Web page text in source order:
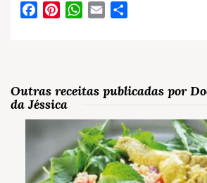
FacebookPinterestWhatsApp
Email
Outras receitas publicadas por
da Jéssica